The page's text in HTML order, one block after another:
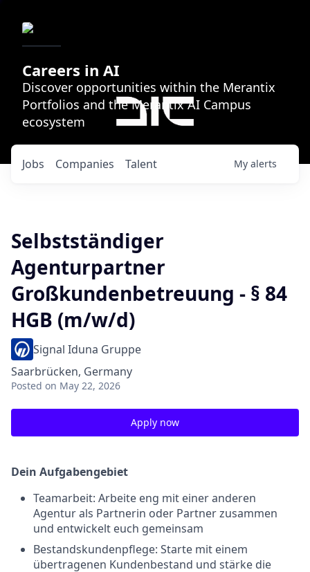
Careers in AI
Discover opportunities within the Merantix
Portfolios and the Merantix AI Campus
ecosystem
Jobs Companies Talent My alerts
Selbstständiger
Agenturpartner
Großkundenbetreuung - § 84
HGB (m/w/d)
Signal Iduna Gruppe
Saarbrücken, Germany
Posted on May 22, 2026
Apply now
Dein Aufgabengebiet
Teamarbeit: Arbeite eng mit einer anderen
Agentur als Partnerin oder Partner zusammen
und entwickelt euch gemeinsam
Bestandskundenpflege: Starte mit einem
übertragenen Kundenbestand und stärke die